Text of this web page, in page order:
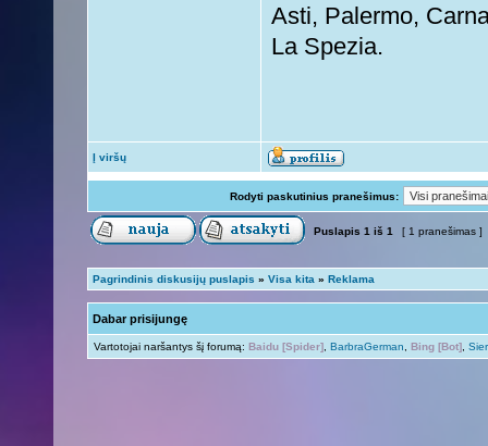
Asti, Palermo,
La Spezia.
Į viršų
Rodyti paskutinius pranešimus:
Puslapis 1 iš 1 [ 1 pranešimas ]
Pagrindinis diskusijų puslapis » Visa kita » Reklama
Dabar prisijungę
Vartotojai naršantys šį forumą: Baidu [Spider] BarbraGerman Bing [Bot]